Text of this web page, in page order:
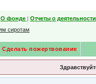
О фонде | Отчеты о
Сделать пожертвование